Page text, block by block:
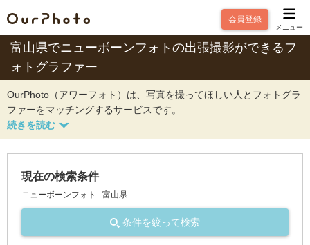
会員登録
メニュー
富山県でニューボーンフォトの出張撮影ができるフ
ォトグラファー
OurPhoto（アワーフォト）は、写真を撮ってほしい人とフォトグラ
ファーをマッチングするサービスです。
現在の検索条件
ニューボーンフォト 富山県
条件を絞って検索